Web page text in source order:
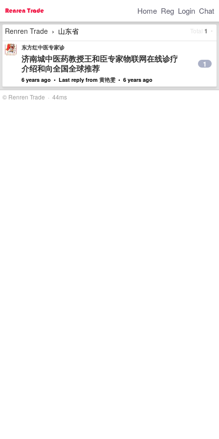
Home Reg Login Chat
Total 1 •
Renren Trade › 山东省
东方红中医专家诊
济南城中医药教授王和臣专家物联网在线诊疗
介绍和向全国全球推荐
6 years ago • Last reply from 黄艳雯 • 6 years ago
1
© Renren Trade · 44ms